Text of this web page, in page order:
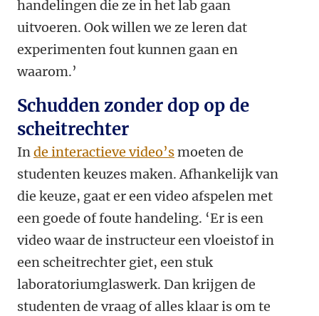
handelingen die ze in het lab gaan
uitvoeren. Ook willen we ze leren dat
experimenten fout kunnen gaan en
waarom.’
Schudden zonder dop op de
scheitrechter
Inde interactieve video’smoeten de
studenten keuzes maken. Afhankelijk van
die keuze, gaat er een video afspelen met
een goede of foute handeling. ‘Er is een
video waar de instructeur een vloeistof in
een scheitrechter giet, een stuk
laboratoriumglaswerk. Dan krijgen de
studenten de vraag of alles klaar is om te